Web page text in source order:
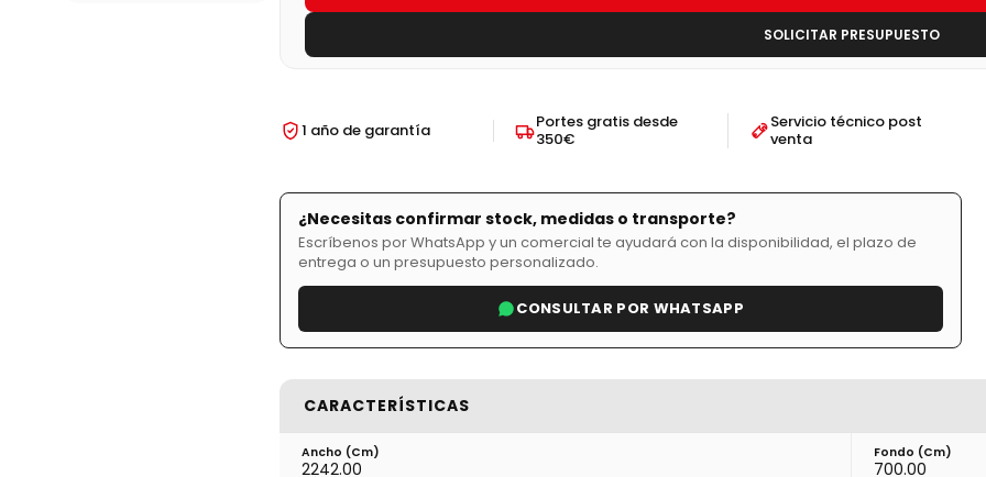
SOLICITAR PRESUPUESTO
1 año de garantía
Portes gratis desde
350€
Servicio técnico post
venta
¿Necesitas confirmar stock, medidas o transporte?
Escríbenos por WhatsApp y un comercial te ayudará con la disponibilidad, el plazo de
entrega o un presupuesto personalizado.
CONSULTAR POR WHATSAPP
CARACTERÍSTICAS
Ancho (cm)
2242.00
Fondo (cm)
700.00